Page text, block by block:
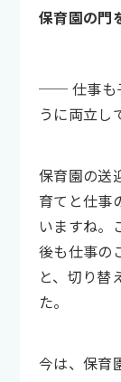
保育園の門
── 仕事も
うに両立し
保育園の送
育てと仕事
いますね。
後も仕事の
と、切り替
た。
今は、保育